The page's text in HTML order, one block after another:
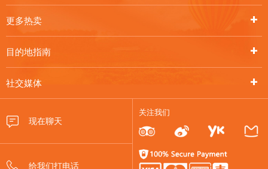
更多热卖
目的地指南
社交媒体
关注我们